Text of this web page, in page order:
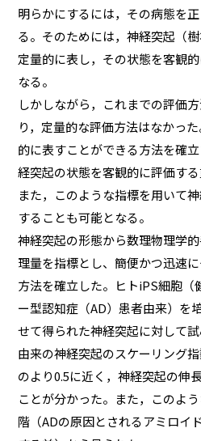
明らかにするには，その病態を
る。そのためには，神経突起（
定量的に表し，その状態を客観
なる。
しかしながら，これまでの評価
り，定量的な評価方法はなかっ
的に表すことができる方法を確
経突起の状態を客観的に評価す
また，このような指標を用いて
することも可能となる。
神経突起の形態から数理物理学
理量を指標とし、簡便かつ迅速
方法を確立した。ヒトiPS細胞（
ー型認知症（AD）患者由来）を
せて得られた神経突起に対して
由来の神経突起のスケーリング
のより0.5に近く，神経突起の伸
ことが分かった。また，このよ
階（ADの原因とされるアミロイ